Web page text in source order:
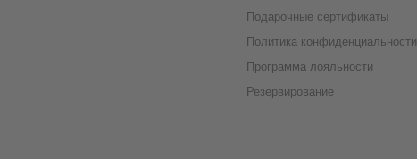
Подарочные сертификаты
Политика конфиденциальности
Программа лояльности
Резервирование